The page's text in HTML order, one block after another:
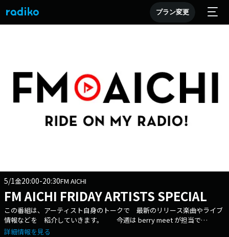
プラン変更
5/1金20:00-20:30FM AICHI
FM AICHI FRIDAY ARTISTS SPECIAL
この番組は、アーティスト自身のトークで 最新のリリース楽曲やライブ
情報などを 紹介していきます。 今週は berry meet が担当で
す！ お楽しみに！ ◆アーティスト自身のトークで最新リリース楽
詳細情報を見る